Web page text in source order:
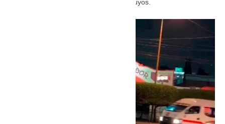
para compartir el final de año con los suyos.